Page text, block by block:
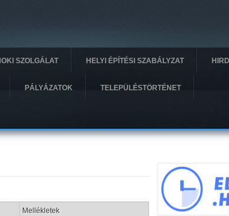
SZOLGÁLAT HELYI ÉPÍTÉSI SZABÁLYZAT
PÁLYÁZATOK TELEPÜLÉSTÖRTÉNET
Mellékletek